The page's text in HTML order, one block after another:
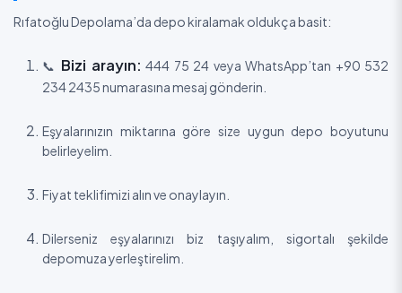
Rıfatoğlu Depolama’da depo kiralamak oldukça basit:
📞 Bizi arayın: 444 75 24 veya WhatsApp’tan +90 532
234 2435 numarasına mesaj gönderin.
Eşyalarınızın miktarına göre size uygun depo boyutunu
belirleyelim.
Fiyat teklifimizi alın ve onaylayın.
Dilerseniz eşyalarınızı biz taşıyalım, sigortalı şekilde
depomuza yerleştirelim.